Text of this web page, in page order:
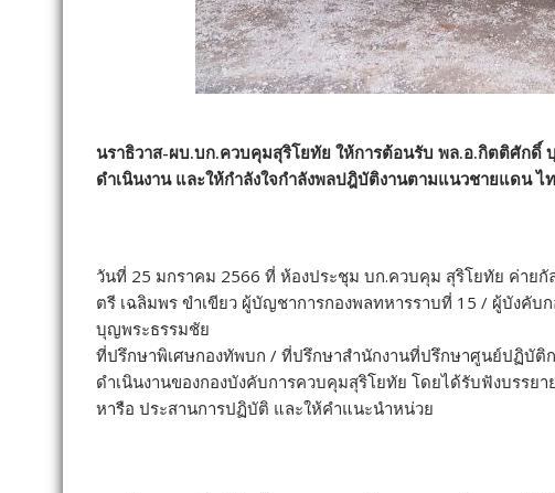
นราธิวาส-ผบ.บก.ควบคุมสุริโยทัย ให้การต้อนรับ พล.อ.กิตติศักดิ์
ดำเนินงาน และให้กำลังใจกำลังพลปฎิบัติงานตามแนวชายแดน ไท
วันที่ 25 มกราคม 2566 ที่ ห้องประชุม บก.ควบคุม สุริโยทัย ค่าย
ตรี เฉลิมพร ขำเขียว ผู้บัญชาการกองพลทหารราบที่ 15 / ผู้บังคั
บุญพระธรรมชัย
ที่ปรึกษาพิเศษกองทัพบก / ที่ปรึกษาสำนักงานที่ปรึกษาศูนย์ปฏิบัติ
ดำเนินงานของกองบังคับการควบคุมสุริโยทัย โดยได้รับฟังบรร
หารือ ประสานการปฏิบัติ และให้คำแนะนำหน่วย